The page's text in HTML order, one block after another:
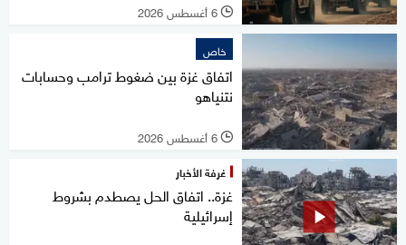
l 6 أغسطس 2026
خاص
اتفاق غزة بين ضغوط ترامب وحسابات
نتنياهو
l 6 أغسطس 2026
غرفة الأخبار
غزة.. اتفاق الحل يصطدم بشروط
إسرائيلية